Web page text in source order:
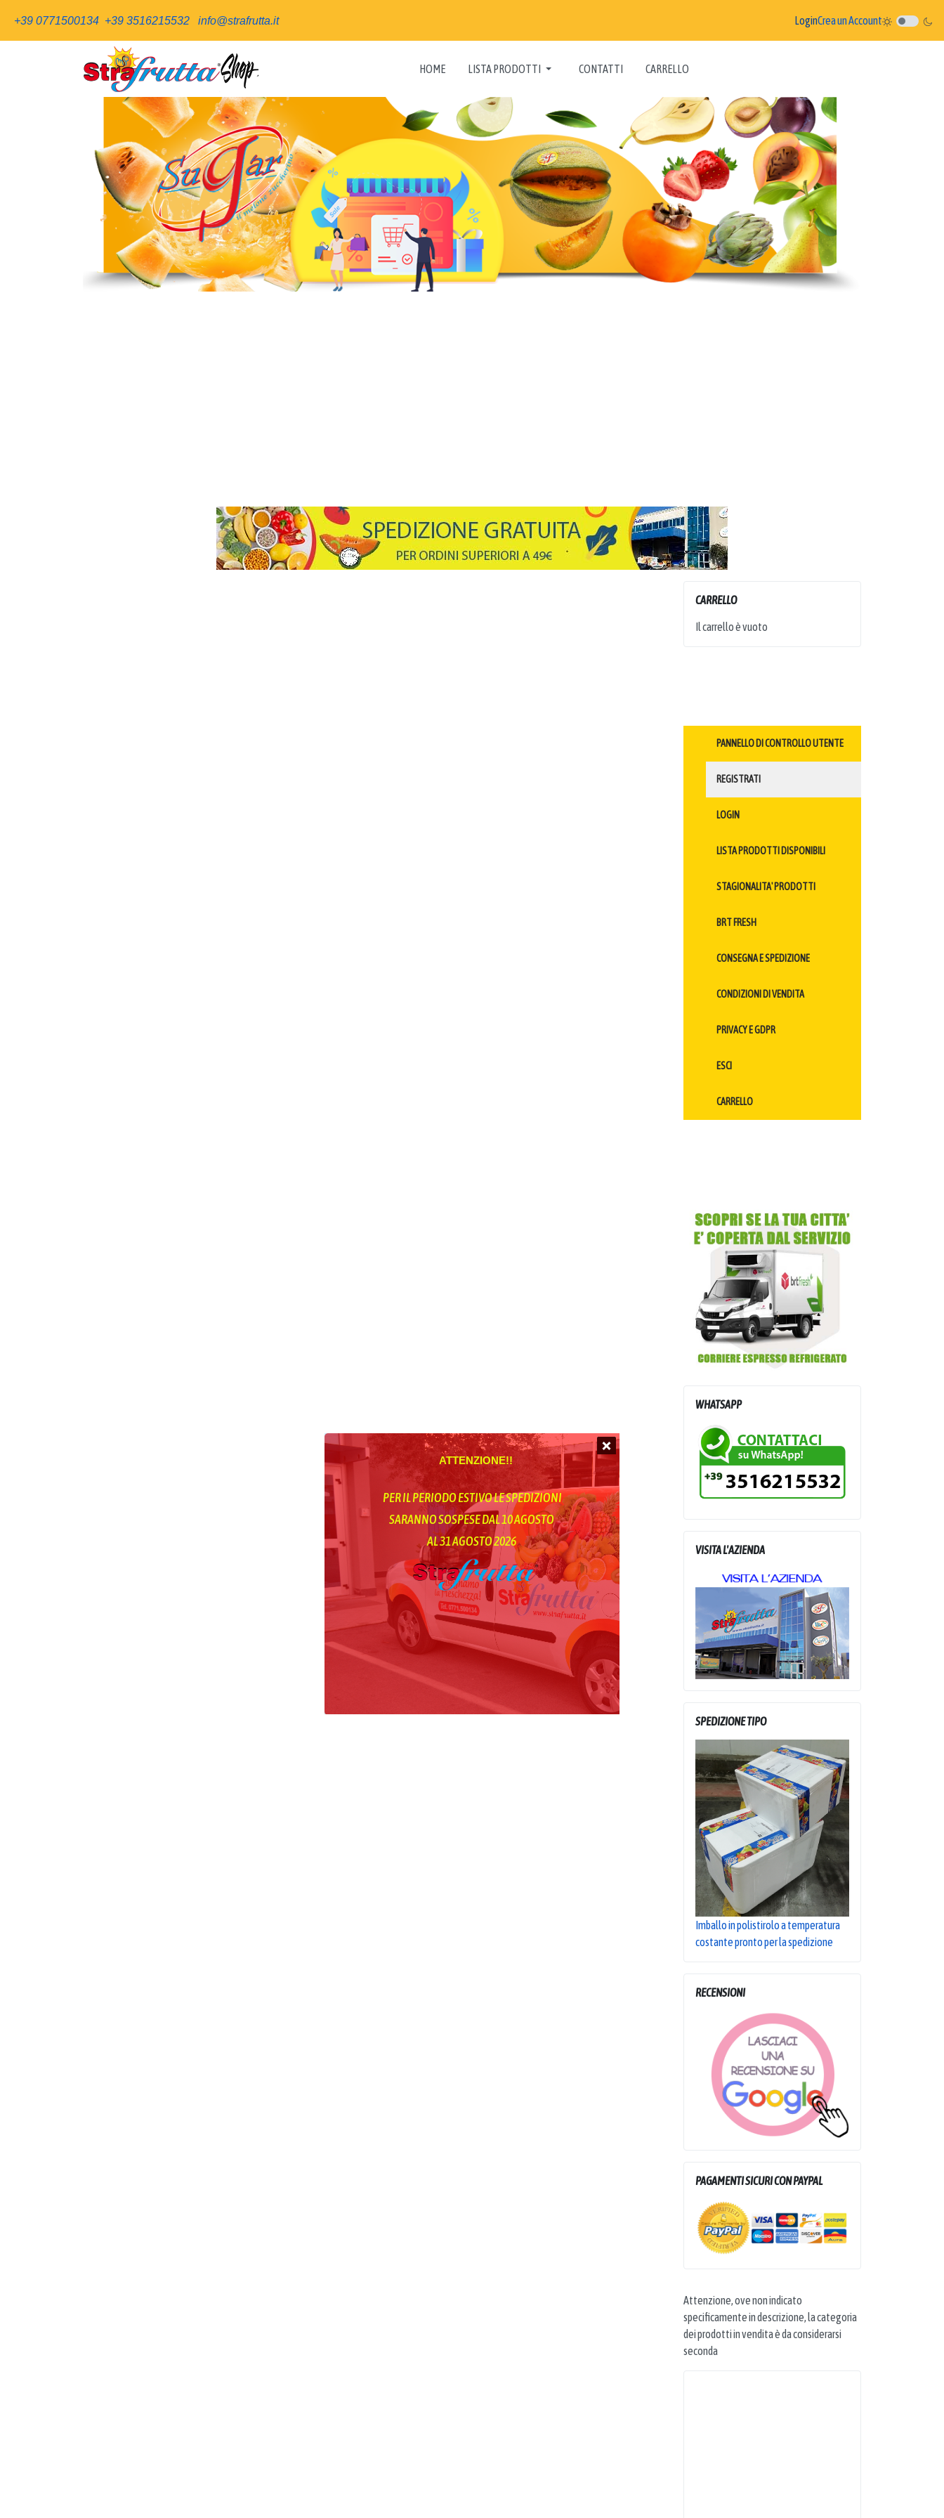
+39 0771500134 +39 3516215532 info@strafrutta.it LoginCrea un Account
HOME LISTA PRODOTTI CONTATTI CARRELLO
ATTENZIONE!!
PER IL PERIODO ESTIVO LE SPEDIZIONI
SARANNO SOSPESE DAL 10 AGOSTO
AL 31 AGOSTO 2026
CARRELLO
Il carrello è vuoto
PANNELLO DI CONTROLLO UTENTE
REGISTRATI
LOGIN
LISTA PRODOTTI DISPONIBILI
STAGIONALITA' PRODOTTI
BRT FRESH
CONSEGNA E SPEDIZIONE
CONDIZIONI DI VENDITA
PRIVACY E GDPR
ESCI
CARRELLO
WHATSAPP
VISITA L'AZIENDA
SPEDIZIONE TIPO
Imballo in polistirolo a temperatura
costante pronto per la spedizione
RECENSIONI
PAGAMENTI SICURI CON PAYPAL
Attenzione, ove non indicato
specificamente in descrizione, la categoria
dei prodotti in vendita è da considerarsi
seconda